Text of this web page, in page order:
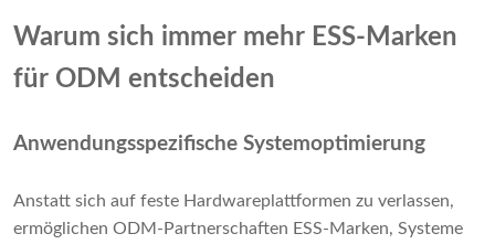
Warum sich immer mehr ESS-Marken
für ODM entscheiden
Anwendungsspezifische Systemoptimierung
Anstatt sich auf feste Hardwareplattformen zu verlassen,
ermöglichen ODM-Partnerschaften ESS-Marken, Systeme